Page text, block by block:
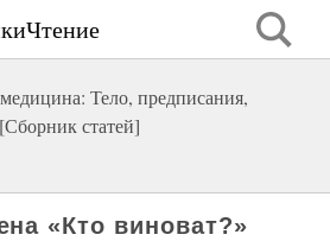
Тело, предписания,
статей]
«Кто виноват?»